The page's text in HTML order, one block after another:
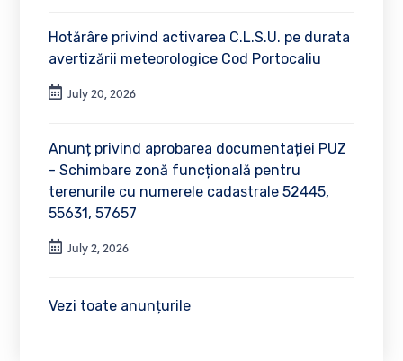
Hotărâre privind activarea C.L.S.U. pe durata
avertizării meteorologice Cod Portocaliu
July 20, 2026
Anunț privind aprobarea documentației PUZ
- Schimbare zonă funcțională pentru
terenurile cu numerele cadastrale 52445,
55631, 57657
July 2, 2026
Vezi toate anunțurile